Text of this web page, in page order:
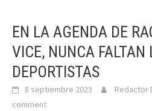
EN LA AGENDA DE
VICE, NUNCA FALTAN
DEPORTISTAS
8 septiembre 2023 Redactor
comment